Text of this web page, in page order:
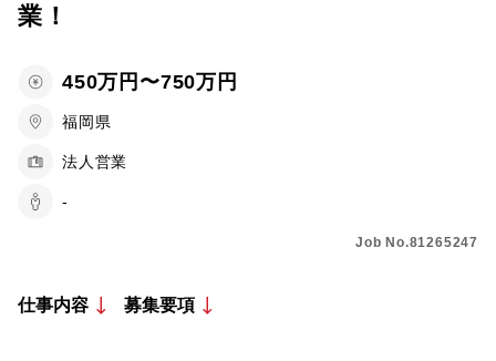
業！
450万円〜750万円
福岡県
法人営業
-
Job No.81265247
仕事内容 募集要項